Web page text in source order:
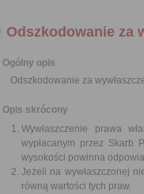
Odszkodowanie za
Ogólny opis
Odszkodowanie za
Opis skrócony
Wywłaszczenie prawa
wypłacanym przez Skarb
wysokości powinna
Jeżeli na wywłaszczonej
równą wartości tych praw.